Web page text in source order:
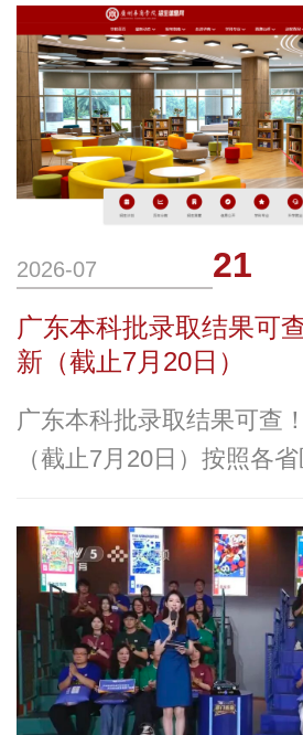
年7月15日，第四届“四洲
生围棋公开赛在香港科技
拉开帷幕。本届赛事规模
引来自全球25个国家及地
2026-07 21
广东本科批录取结果可
新（截止7月20日）
广东本科批录取结果可查
（截止7月20日）按照各
下广州华商学院完成在广
（美术）、江西本科批次
（不含征集志愿）经审核
果全部可查各省区投档情